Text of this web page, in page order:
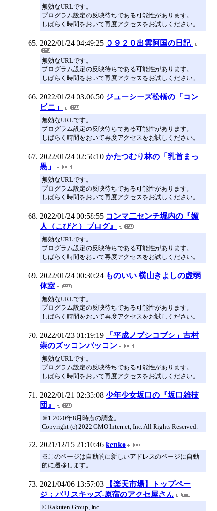
無効なURLです。
プログラム設定の反映待ちである可能性があります。
しばらく時間をおいて再度アクセスをお試しください。
2022/01/24 04:49:25 ０９２０出雲阿国の日記
無効なURLです。
プログラム設定の反映待ちである可能性があります。
しばらく時間をおいて再度アクセスをお試しください。
2022/01/24 03:06:50 ジューシーズ松橋の「コン
ビニ」
無効なURLです。
プログラム設定の反映待ちである可能性があります。
しばらく時間をおいて再度アクセスをお試しください。
2022/01/24 02:56:10 かたつむり林の「乳首まっ
黒」
無効なURLです。
プログラム設定の反映待ちである可能性があります。
しばらく時間をおいて再度アクセスをお試しください。
2022/01/24 00:58:55 コンマ二センチ堀内の『媚
人（こびと）ブログ』
無効なURLです。
プログラム設定の反映待ちである可能性があります。
しばらく時間をおいて再度アクセスをお試しください。
2022/01/24 00:30:24 ものいい 横山きよしの虚弱
体室
無効なURLです。
プログラム設定の反映待ちである可能性があります。
しばらく時間をおいて再度アクセスをお試しください。
2022/01/23 01:19:19
「平成ノブシコブシ」吉村
崇のズッコンバッコン
無効なURLです。
プログラム設定の反映待ちである可能性があります。
しばらく時間をおいて再度アクセスをお試しください。
2022/01/21 02:33:08 少年少女坂口の『坂口雑技
団』
※1 2020年8月時点の調査。
Copyright (c) 2022 GMO Internet, Inc. All Rights Reserved.
2021/12/15 21:10:46 kenko
※このページは自動的に新しいアドレスのページに自動
的に遷移します。
2021/04/06 13:57:03
【楽天市場】トップペー
ジ：パリスキッズ-原宿のアクセ屋さん
© Rakuten Group, Inc.